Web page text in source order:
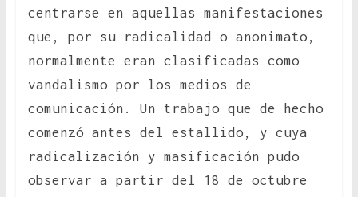
centrarse en aquellas manifestaciones
que, por su radicalidad o anonimato,
normalmente eran clasificadas como
vandalismo por los medios de
comunicación. Un trabajo que de hecho
comenzó antes del estallido, y cuya
radicalización y masificación pudo
observar a partir del 18 de octubre